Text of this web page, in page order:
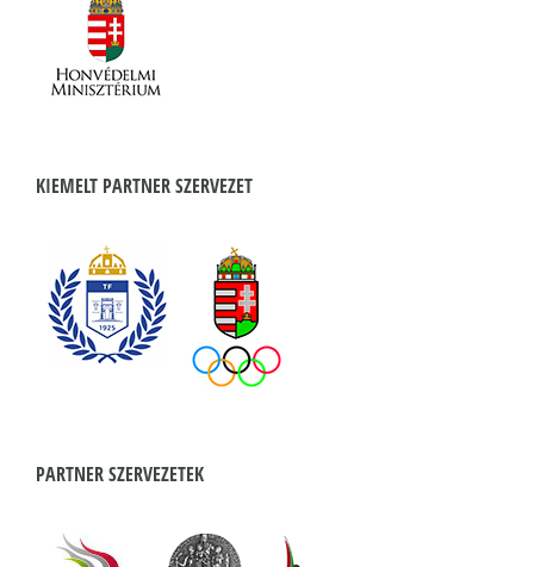
KIEMELT PARTNER SZERVEZET
PARTNER SZERVEZETEK